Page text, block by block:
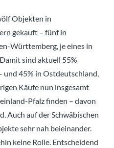
Objekten in
gekauft – fünf in
Württemberg, je eines in
sind aktuell 55%
45% in Ostdeutschland,
Käufe nun insgesamt
Pfalz finden – davon
Auch auf der Schwäbischen
sehr nah beieinander.
keine Rolle. Entscheidend